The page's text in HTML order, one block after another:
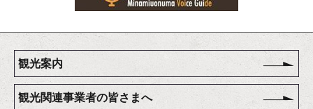
観光案内
観光関連事業者の皆さまへ